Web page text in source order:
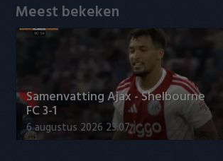
Vitesse
Willem II
Meest bekeken
Samenvatting Ajax - Shelbourne
FC 3-1
6 augustus 2026 23:07